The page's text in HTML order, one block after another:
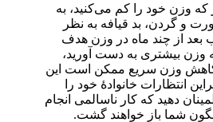
خود را کم می‌کنید، به
بد قیافه به نظر
از چند ماه در وزن هدف
بیشتری به دست آورید،
سریع ممکن است این‌
خانوادۀ خود را
دهید که کار ناسالمی انجام
شما باز خواهند گشت.